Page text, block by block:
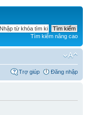
Tìm kiếm nâng cao
Trợ giúp Đăng nhập